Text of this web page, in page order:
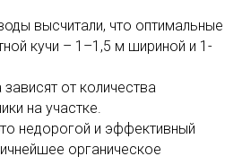
высчитали, что оптимальные
кучи – 1–1,5 м шириной и 1-
от количества
на участке.
недорогой и эффективный
органическое